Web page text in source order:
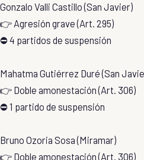
Gonzalo Valli Castillo (San Javier)
👉 Agresión grave (Art. 295)
⛔ 4 partidos de suspensión
Mahatma Gutiérrez Duré (San
👉 Doble amonestación (Art. 306)
⛔ 1 partido de suspensión
Bruno Ozoria Sosa (Miramar)
👉 Doble amonestación (Art. 306)